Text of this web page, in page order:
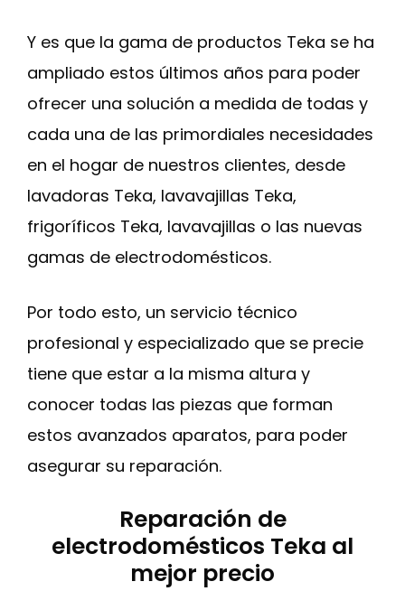
Y es que la gama de productos Teka se ha
ampliado estos últimos años para poder
ofrecer una solución a medida de todas y
cada una de las primordiales necesidades
en el hogar de nuestros clientes, desde
lavadoras Teka, lavavajillas Teka,
frigoríficos Teka, lavavajillas o las nuevas
gamas de electrodomésticos.
Por todo esto, un servicio técnico
profesional y especializado que se precie
tiene que estar a la misma altura y
conocer todas las piezas que forman
estos avanzados aparatos, para poder
asegurar su reparación.
Reparación de
electrodomésticos Teka al
mejor precio